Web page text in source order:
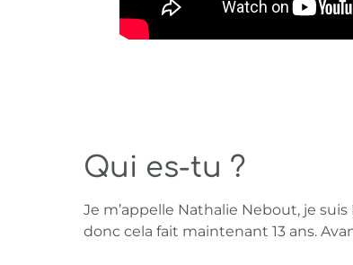
Qui es-tu ?
Je m’appelle Nathalie Nebout, je
donc cela fait maintenant 13 ans.